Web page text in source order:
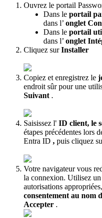
Ouvrez le portail
Dans le portail
dans l’ onglet
Dans le portail
dans l’ onglet Inté
Cliquez sur Installer
Copiez et enregistrez le
endroit sûr pour une
Suivant .
Saisissez l' ID client, le
étapes précédentes lors
Entra ID , puis cliquez
Votre navigateur vous
la connexion. Utilisez un
autorisations appropriées,
consentement au nom
Accepter .